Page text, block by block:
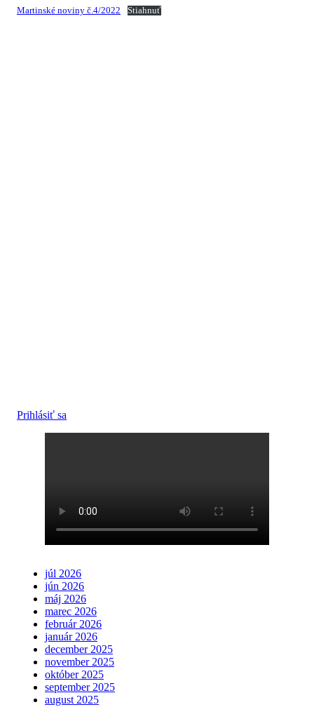
Martinské noviny č.4/2022 Stiahnuť
Prihlásiť sa
júl 2026
jún 2026
máj 2026
marec 2026
február 2026
január 2026
december 2025
november 2025
október 2025
september 2025
august 2025